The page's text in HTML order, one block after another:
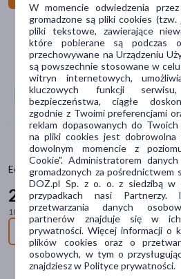
Edenight, maść do oczu, hipertoniczna,
27 39 zł
100 g = 547,80 zł
Dostawa
Wysyłka
Odbiór w aptece
Cena
zł –
Marka
Cornesin(1)
Dexicor(1)
W momencie odwiedzenia
gromadzone są pliki cookies (tzw.
pliki tekstowe, zawierające
które pobierane są podczas
przechowywane na Urządzeniu
są powszechnie stosowane w celu
witryn internetowych,
kluczowych funkcji
bezpieczeństwa, ciągłe
zgodnie z Twoimi preferencjami
reklam dopasowanych do
na pliki cookies jest
dowolnym momencie z
Cookie". Administratorem
gromadzonych za pośrednictwem
DOZ.pl Sp. z o. o. z siedzibą w
przypadkach nasi Partnerzy.
przetwarzania danych
partnerów znajduje się w
prywatności. Więcej informacji o
plików cookies oraz o
osobowych, w tym o
znajdziesz w Polityce prywatności.